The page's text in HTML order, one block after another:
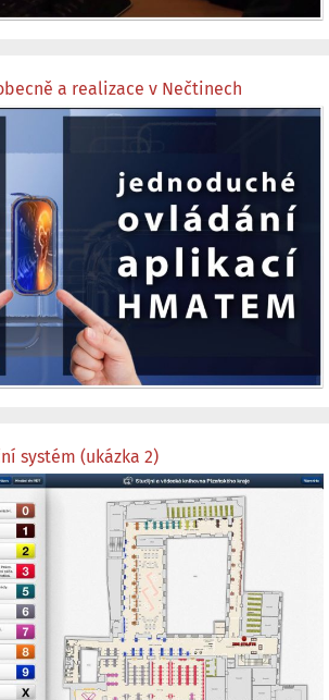
a realizace v Nečtinech
systém (ukázka 2)